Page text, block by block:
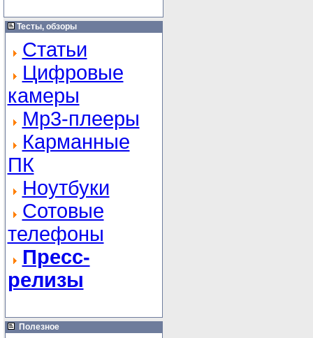
Тесты, обзоры
Статьи
Цифровые
камеры
Mp3-плееры
Карманные
ПК
Ноутбуки
Сотовые
телефоны
Пресс-
релизы
Полезное